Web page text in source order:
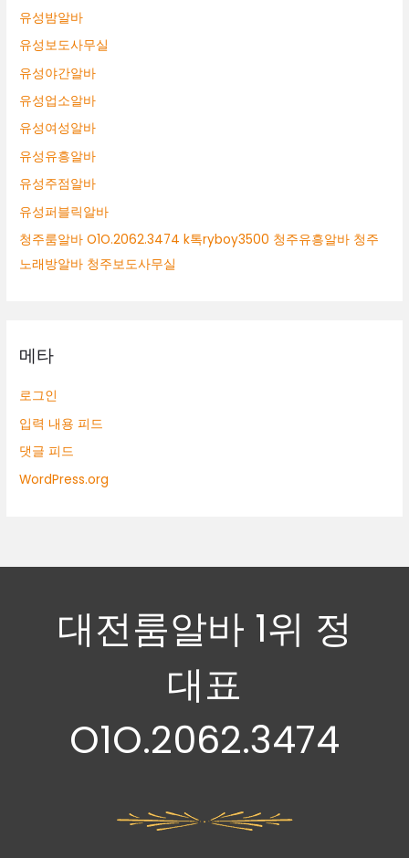
유성밤알바
유성보도사무실
유성야간알바
유성업소알바
유성여성알바
유성유흥알바
유성주점알바
유성퍼블릭알바
청주룸알바 O1O.2062.3474 k톡ryboy3500 청주유흥알바 청주
노래방알바 청주보도사무실
메타
로그인
입력 내용 피드
댓글 피드
WordPress.org
대전룸알바 1위 정
대표
O1O.2062.3474